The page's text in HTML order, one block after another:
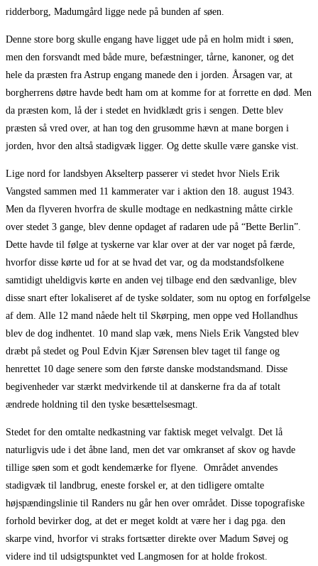
ridderborg, Madumgård ligge nede på bunden af søen.
Denne store borg skulle engang have ligget ude på en holm midt i søen,
men den forsvandt med både mure, befæstninger, tårne, kanoner, og det
hele da præsten fra Astrup engang manede den i jorden. Årsagen var, at
borgherrens døtre havde bedt ham om at komme for at forrette en død. Men
da præsten kom, lå der i stedet en hvidklædt gris i sengen. Dette blev
præsten så vred over, at han tog den grusomme hævn at mane borgen i
jorden, hvor den altså stadigvæk ligger. Og dette skulle være ganske vist.
Lige nord for landsbyen Akselterp passerer vi stedet hvor Niels Erik
Vangsted sammen med 11 kammerater var i aktion den 18. august 1943.
Men da flyveren hvorfra de skulle modtage en nedkastning måtte cirkle
over stedet 3 gange, blev denne opdaget af radaren ude på “Bette Berlin”.
Dette havde til følge at tyskerne var klar over at der var noget på færde,
hvorfor disse kørte ud for at se hvad det var, og da modstandsfolkene
samtidigt uheldigvis kørte en anden vej tilbage end den sædvanlige, blev
disse snart efter lokaliseret af de tyske soldater, som nu optog en forfølgelse
af dem. Alle 12 mand nåede helt til Skørping, men oppe ved Hollandhus
blev de dog indhentet. 10 mand slap væk, mens Niels Erik Vangsted blev
dræbt på stedet og Poul Edvin Kjær Sørensen blev taget til fange og
henrettet 10 dage senere som den første danske modstandsmand. Disse
begivenheder var stærkt medvirkende til at danskerne fra da af totalt
ændrede holdning til den tyske besættelsesmagt.
Stedet for den omtalte nedkastning var faktisk meget velvalgt. Det lå
naturligvis ude i det åbne land, men det var omkranset af skov og havde
tillige søen som et godt kendemærke for flyene. Området anvendes
stadigvæk til landbrug, eneste forskel er, at den tidligere omtalte
højspændingslinie til Randers nu går hen over området. Disse topografiske
forhold bevirker dog, at det er meget koldt at være her i dag pga. den
skarpe vind, hvorfor vi straks fortsætter direkte over Madum Søvej og
videre ind til udsigtspunktet ved Langmosen for at holde frokost.